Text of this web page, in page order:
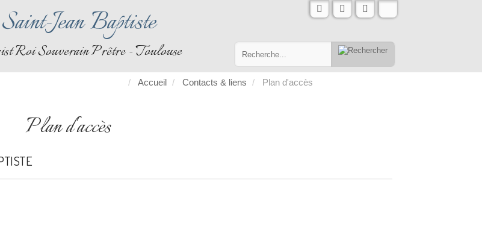
Jean Baptiste
Roi Souverain Prêtre - Toulouse
Accueil Contacts & liens Plan d'accès
Plan d'accès